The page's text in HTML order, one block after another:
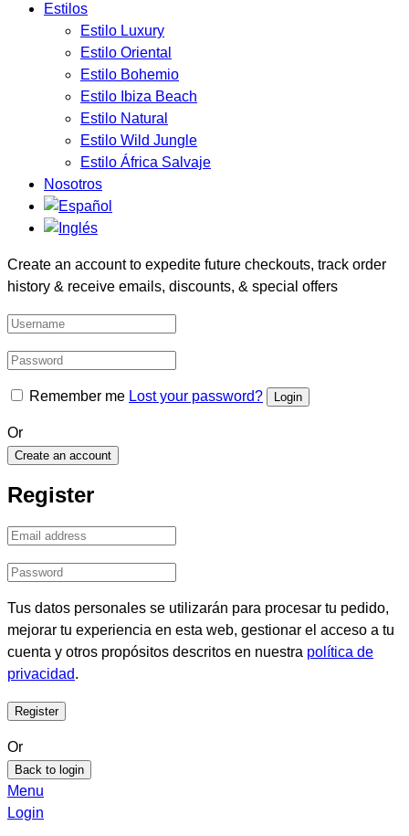
Estilos
Estilo Luxury
Estilo Oriental
Estilo Bohemio
Estilo Ibiza Beach
Estilo Natural
Estilo Wild Jungle
Estilo África Salvaje
Nosotros
Create an account to expedite future checkouts, track order
history & receive emails, discounts, & special offers
Remember me Lost your password?
Or
Create an account
Register
Tus datos personales se utilizarán para procesar tu pedido,
mejorar tu experiencia en esta web, gestionar el acceso a tu
cuenta y otros propósitos descritos en nuestra política de
privacidad.
Or
Back to login
Menu
Login